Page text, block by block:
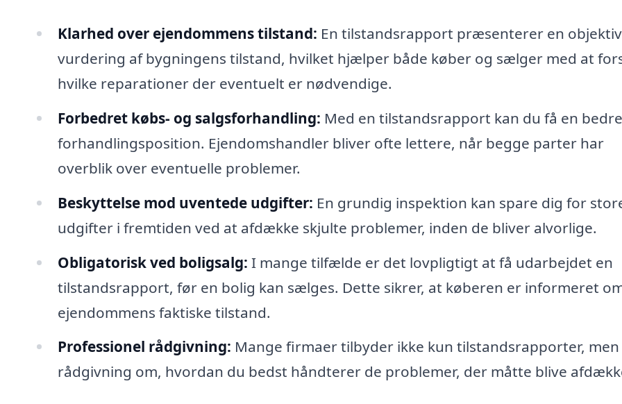
Klarhed over ejendommens tilstand: En tilstandsrapport præsenterer en objektiv
vurdering af bygningens tilstand, hvilket hjælper både køber og sælger med at
hvilke reparationer der eventuelt er nødvendige.
Forbedret købs- og salgsforhandling: Med en tilstandsrapport kan du få en bedre
forhandlingsposition. Ejendomshandler bliver ofte lettere, når begge parter har
overblik over eventuelle problemer.
Beskyttelse mod uventede udgifter: En grundig inspektion kan spare dig for
udgifter i fremtiden ved at afdække skjulte problemer, inden de bliver alvorlige.
Obligatorisk ved boligsalg: I mange tilfælde er det lovpligtigt at få udarbejdet en
tilstandsrapport, før en bolig kan sælges. Dette sikrer, at køberen er informeret
ejendommens faktiske tilstand.
Professionel rådgivning: Mange firmaer tilbyder ikke kun tilstandsrapporter, men
rådgivning om, hvordan du bedst håndterer de problemer, der måtte blive